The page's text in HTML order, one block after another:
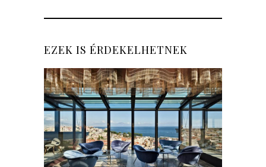
EZEK IS ÉRDEKELHETNEK